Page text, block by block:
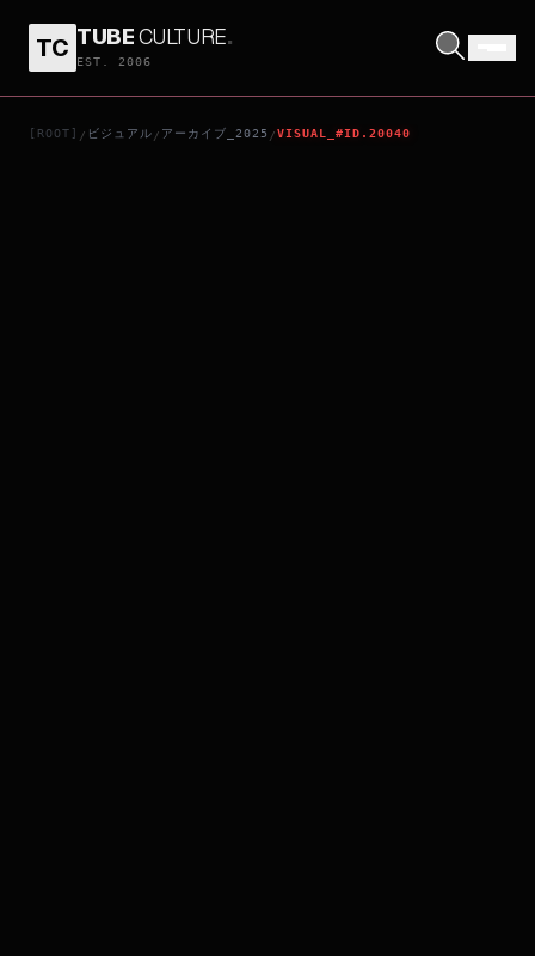
TC TUBECULTURE.
EST. 2006
[ROOT] / ビジュアル / アーカイブ_2025 /VISUAL_#ID.20040
私立探偵